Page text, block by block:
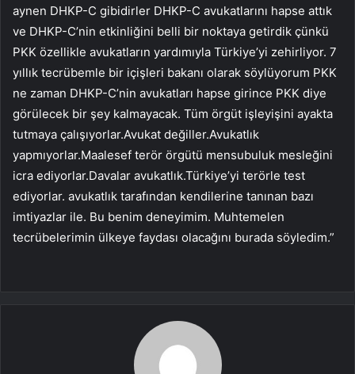
aynen DHKP-C gibidirler DHKP-C avukatlarını hapse attık
ve DHKP-C’nin etkinliğini belli bir noktaya getirdik çünkü
PKK özellikle avukatların yardımıyla Türkiye’yi zehirliyor. 7
yıllık tecrübemle bir içişleri bakanı olarak söylüyorum PKK
ne zaman DHKP-C’nin avukatları hapse girince PKK diye
görülecek bir şey kalmayacak. Tüm örgüt işleyişini ayakta
tutmaya çalışıyorlar.Avukat değiller.Avukatlık
yapmıyorlar.Maalesef terör örgütü mensubuluk mesleğini
icra ediyorlar.Davalar avukatlık.Türkiye’yi terörle test
ediyorlar. avukatlık tarafından kendilerine tanınan bazı
imtiyazlar ile. Bu benim deneyimim. Muhtemelen
tecrübelerimin ülkeye faydası olacağını burada söyledim.”